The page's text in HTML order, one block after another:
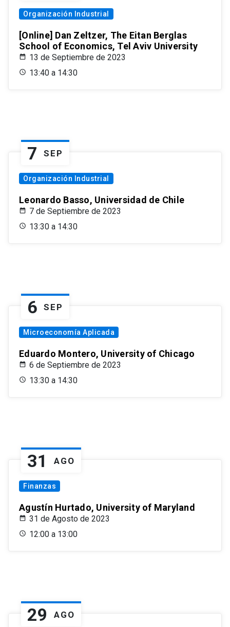
Organización Industrial
[Online] Dan Zeltzer, The Eitan Berglas
School of Economics, Tel Aviv University
13 de Septiembre de 2023
13:40 a 14:30
7 SEP
Organización Industrial
Leonardo Basso, Universidad de Chile
7 de Septiembre de 2023
13:30 a 14:30
6 SEP
Microeconomía Aplicada
Eduardo Montero, University of Chicago
6 de Septiembre de 2023
13:30 a 14:30
31 AGO
Finanzas
Agustín Hurtado, University of Maryland
31 de Agosto de 2023
12:00 a 13:00
29 AGO